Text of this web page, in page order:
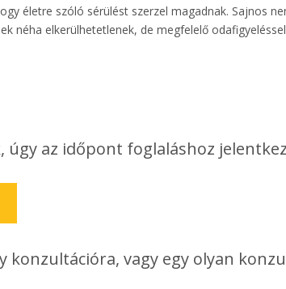
életre szóló sérülést szerzel magadnak. Sajnos
néha elkerülhetetlenek, de megfelelő
az időpont foglaláshoz
konzultációra, vagy egy olyan